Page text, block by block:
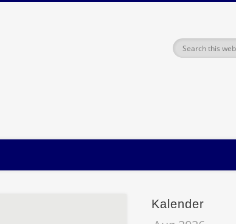
Gesellschaft
Kalender